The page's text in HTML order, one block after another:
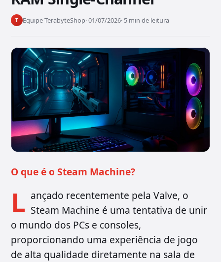
T Equipe TerabyteShop· 01/07/2026· 5 min de leitura
O que é o Steam Machine?
L ançado recentemente pela Valve, o
Steam Machine é uma tentativa de unir
o mundo dos PCs e consoles,
proporcionando uma experiência de jogo
de alta qualidade diretamente na sala de